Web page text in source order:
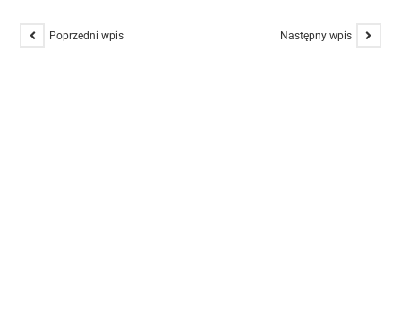
Poprzedni wpis Następny wpis